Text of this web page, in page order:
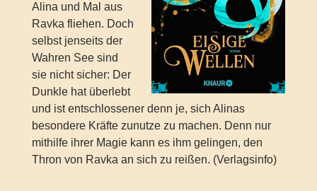
Alina und Mal aus
Ravka fliehen. Doch
selbst jenseits der
Wahren See sind
sie nicht sicher: Der
Dunkle hat überlebt
und ist entschlossener denn je, sich Alinas
besondere Kräfte zunutze zu machen. Denn nur
mithilfe ihrer Magie kann es ihm gelingen, den
Thron von Ravka an sich zu reißen. (Verlagsinfo)